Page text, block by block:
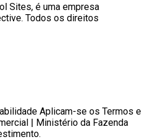
Sites, é uma empresa
Todos os direitos
Aplicam-se os Termos e
| Ministério da Fazenda